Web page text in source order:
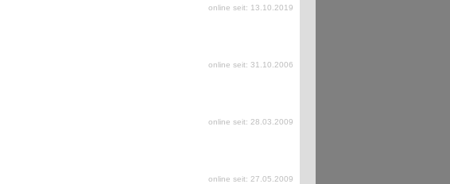
online seit: 13.10.2019
online seit: 31.10.2006
online seit: 28.03.2009
online seit: 27.05.2009